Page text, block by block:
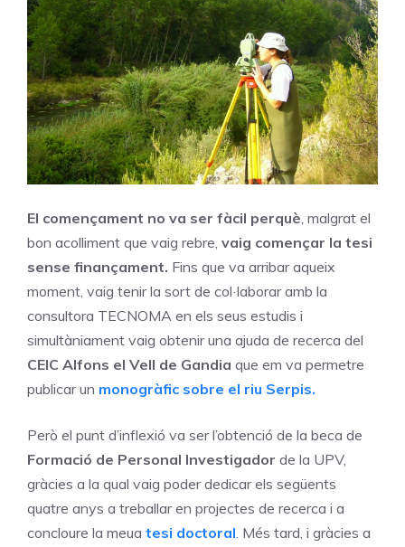
El començament no va ser fàcil perquè, malgrat el
bon acolliment que vaig rebre, vaig començar la tesi
sense finançament. Fins que va arribar aqueix
moment, vaig tenir la sort de col·laborar amb la
consultora TECNOMA en els seus estudis i
simultàniament vaig obtenir una ajuda de recerca del
CEIC Alfons el Vell de Gandia que em va permetre
publicar un monogràfic sobre el riu Serpis.
Però el punt d’inflexió va ser l’obtenció de la beca de
Formació de Personal Investigador de la UPV,
gràcies a la qual vaig poder dedicar els següents
quatre anys a treballar en projectes de recerca i a
concloure la meua tesi doctoral. Més tard, i gràcies a